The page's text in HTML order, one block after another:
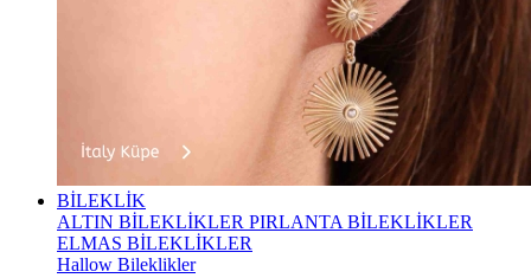
BİLEKLİK
ALTIN BİLEKLİKLER PIRLANTA BİLEKLİKLER
ELMAS BİLEKLİKLER
Hallow Bileklikler